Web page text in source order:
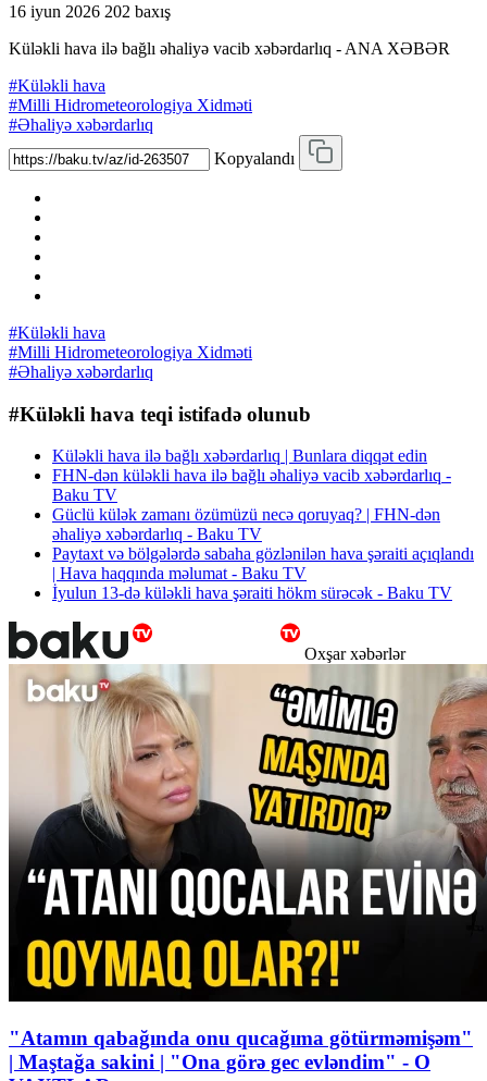
16 iyun 2026 202 baxış
Küləkli hava ilə bağlı əhaliyə vacib xəbərdarlıq - ANA XƏBƏR
#Küləkli hava
#Milli Hidrometeorologiya Xidməti
#Əhaliyə xəbərdarlıq
Kopyalandı
#Küləkli hava
#Milli Hidrometeorologiya Xidməti
#Əhaliyə xəbərdarlıq
#Küləkli hava teqi istifadə olunub
Küləkli hava ilə bağlı xəbərdarlıq | Bunlara diqqət edin
FHN-dən küləkli hava ilə bağlı əhaliyə vacib xəbərdarlıq -
Baku TV
Güclü külək zamanı özümüzü necə qoruyaq? | FHN-dən
əhaliyə xəbərdarlıq - Baku TV
Paytaxt və bölgələrdə sabaha gözlənilən hava şəraiti açıqlandı
| Hava haqqında məlumat - Baku TV
İyulun 13-də küləkli hava şəraiti hökm sürəcək - Baku TV
Oxşar xəbərlər
"Atamın qabağında onu qucağıma götürməmişəm"
| Maştağa sakini | "Ona görə gec evləndim" - O